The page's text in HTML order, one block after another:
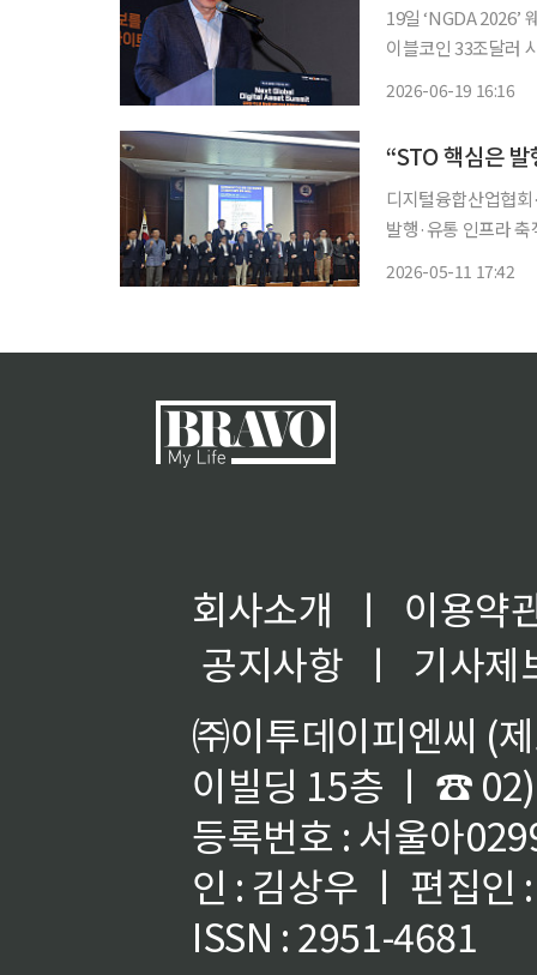
19일 ‘NGDA 2026’
이블코인 33조달러
2026-06-19 16:16
“STO 핵심은
디지털융합산업협
발행·유통 인프라
2026-05-11 17:42
회사소개 ㅣ
이용약
공지사항
ㅣ
기사제
㈜이투데이피엔씨 (
이빌딩 15층 ㅣ ☎
등록번호 : 서울아
인 : 김상우 ㅣ 편집인
ISSN : 2951-4681